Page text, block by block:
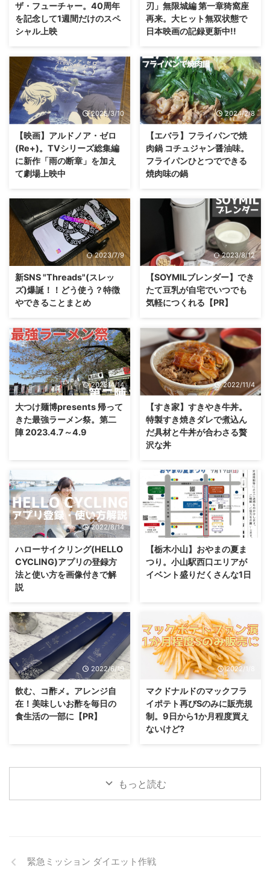
ザ・フューチャー。40周年
を記念して1週間だけのスペ
シャル上映
刃」無限城編 第一章猗窩座
再来。大ヒット無双状態で
日本映画の記録更新中!!
2025/3/10
【映画】アルドノア・ゼロ
(Re+)。TVシリーズ総集編
に新作「雨の断章」を加え
て劇場上映中
2024/2/8
【エバラ】フライパンで焼
肉鍋 コチュジャン醤油味。
フライパンひとつでできる
焼肉味の鍋
2023/7/9
新SNS "Threads"(スレッ
ズ)爆誕！！どう使う？特徴
やできることまとめ
2023/8/12
【SOYMILブレンダー】でき
たて豆乳が自宅でいつでも
気軽につくれる【PR】
2023/4/14
大つけ麺博presents 帰って
きた最強ラーメン祭。第二
陣 2023.4.7～4.9
2022/11/4
【すき家】すきやき牛丼。
特製すき焼きダレで煮込ん
だ具材と牛丼が合わさる贅
沢な丼
2022/8/14
ハローサイクリング(HELLO
CYCLING)アプリの登録方
法と使い方を画像付きで解
説
2022/7/16
【栃木小山】おやまの夏ま
つり。小山駅西口エリアが
イベント盛りだくさんな1日
2022/6/19
飲む、コ酢メ。アレンジ自
在！美味しいお酢を毎日の
食生活の一部に【PR】
2022/1/8
マクドナルドのマックフラ
イポテト再びSのみに販売規
制。9日から1か月程度買え
ないけど?
もっと読む
緊急ミッション ダイエット作戦